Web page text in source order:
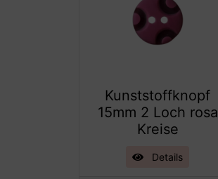
Kunststoffknopf
15mm 2 Loch rosa
Kreise
Details